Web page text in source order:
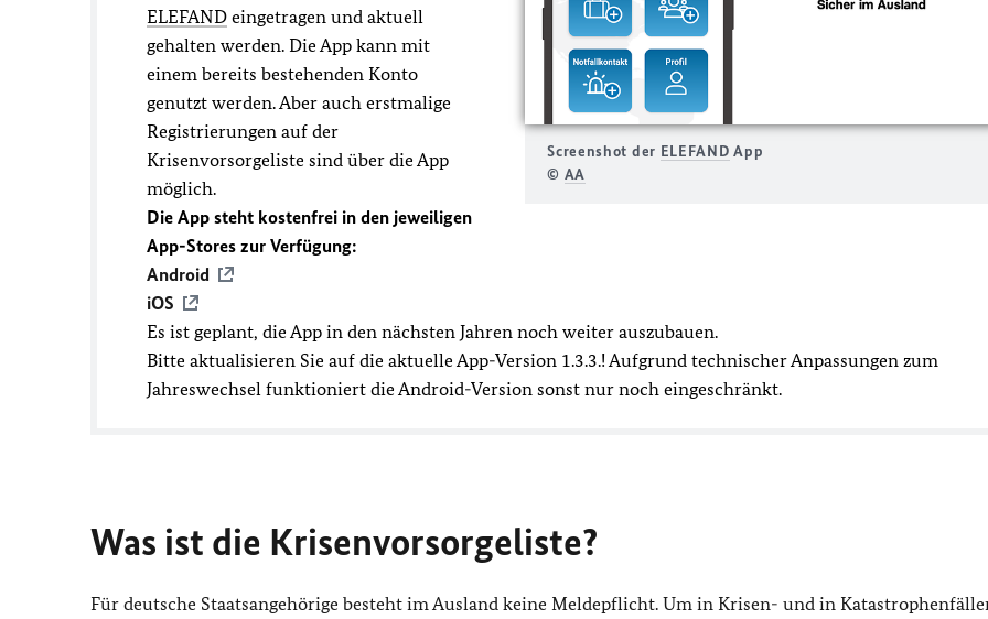
Screenshot der ELEFAND App
© AA
ELEFAND eingetragen und aktuell
gehalten werden. Die App kann mit
einem bereits bestehenden Konto
genutzt werden. Aber auch erstmalige
Registrierungen auf der
Krisenvorsorgeliste sind über die App
möglich.
Die App steht kostenfrei in den jeweiligen
App-Stores zur Verfügung:
Android
iOS
Es ist geplant, die App in den nächsten Jahren noch weiter auszubauen.
Bitte aktualisieren Sie auf die aktuelle App-Version 1.3.3.! Aufgrund technischer Anpassungen zum
Jahreswechsel funktioniert die Android-Version sonst nur noch eingeschränkt.
Was ist die Krisenvorsorgeliste?
Für deutsche Staatsangehörige besteht im Ausland keine Meldepflicht. Um in Krisen- und in